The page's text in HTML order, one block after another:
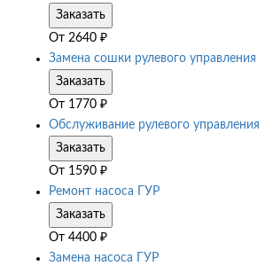
Заказать
От 2640 ₽
Замена сошки рулевого управления
Заказать
От 1770 ₽
Обслуживание рулевого управления
Заказать
От 1590 ₽
Ремонт насоса ГУР
Заказать
От 4400 ₽
Замена насоса ГУР